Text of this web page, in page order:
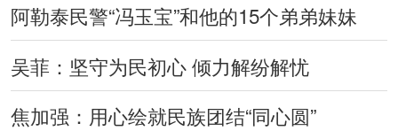
阿勒泰民警“冯玉宝”和他的15个弟弟妹妹
吴菲：坚守为民初心 倾力解纷解忧
焦加强：用心绘就民族团结“同心圆”